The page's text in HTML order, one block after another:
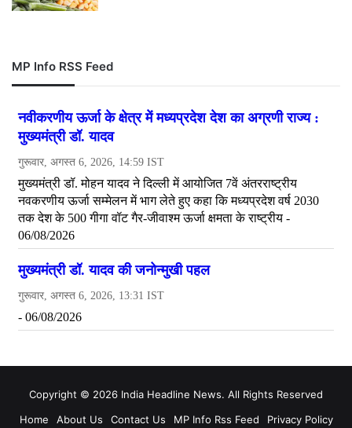
MP Info RSS Feed
Copyright © 2026 India Headline News. All Rights Reserved
Home
About Us Contact Us MP Info Rss Feed Privacy Policy